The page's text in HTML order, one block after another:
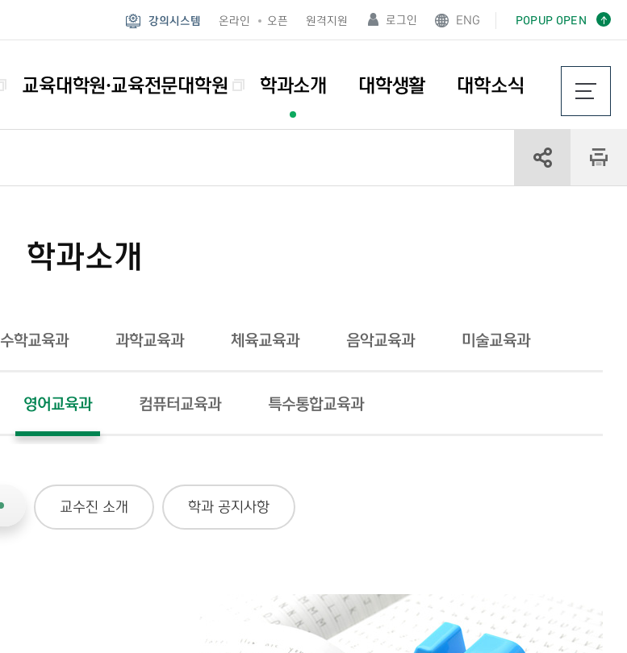
POPUP OPEN
강의시스템 온라인 오픈 원격지원 로그인 ENG
교육대학원·교육전문대학원 학과소개 대학생활 대학소식
학과소개
수학교육과 과학교육과 체육교육과 음악교육과 미술교육과
영어교육과 컴퓨터교육과 특수통합교육과
교수진 소개 학과 공지사항